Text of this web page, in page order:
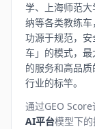
学、上海师范
纳等各类教练
功源于规范，
车」的模式，
的服务和高品
行业的标竿。
通过GEO
AI平台模型下的